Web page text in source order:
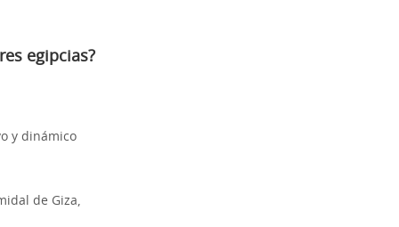
egipcias?
y dinámico
de Giza,